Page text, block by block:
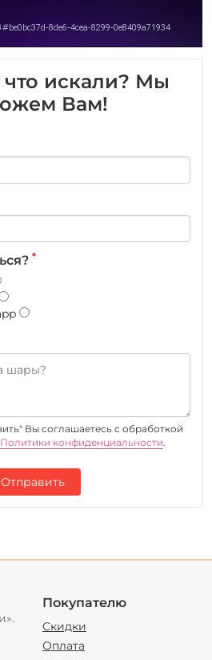
искали? Мы
Вам!
*
Вы соглашаетесь c обработкой
Политики конфиденциальности.
Отправить
Покупателю
Скидки
Оплата